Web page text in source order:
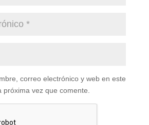
correo electrónico y web en este
próxima vez que comente.